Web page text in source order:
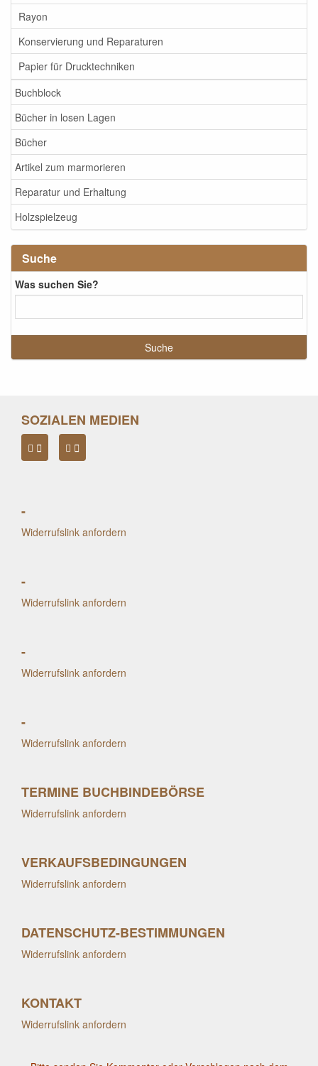
Rayon
Konservierung und Reparaturen
Papier für Drucktechniken
Buchblock
Bücher in losen Lagen
Bücher
Artikel zum marmorieren
Reparatur und Erhaltung
Holzspielzeug
Suche
Was suchen Sie?
SOZIALEN MEDIEN
-
Widerrufslink anfordern
-
Widerrufslink anfordern
-
Widerrufslink anfordern
-
Widerrufslink anfordern
TERMINE BUCHBINDEBÖRSE
Widerrufslink anfordern
VERKAUFSBEDINGUNGEN
Widerrufslink anfordern
DATENSCHUTZ-BESTIMMUNGEN
Widerrufslink anfordern
KONTAKT
Widerrufslink anfordern